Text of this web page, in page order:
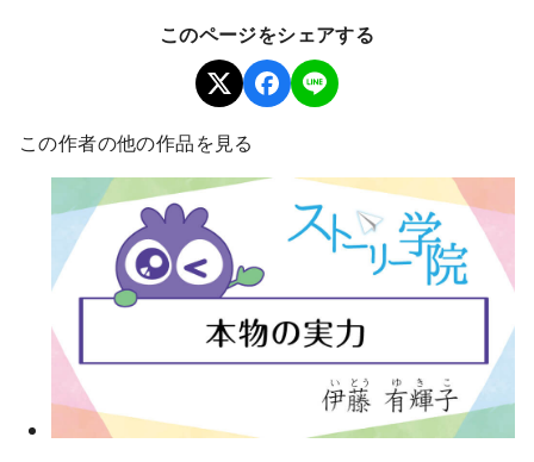
このページをシェアする
この作者の他の作品を見る